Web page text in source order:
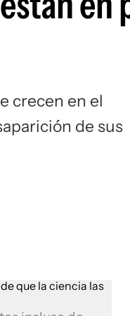
crecen en el
de sus